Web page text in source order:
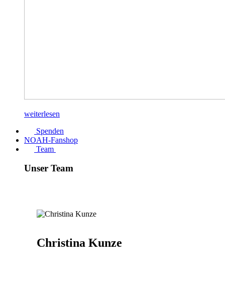
weiterlesen
Spenden
NOAH-Fanshop
Team
Unser Team
Christina Kunze